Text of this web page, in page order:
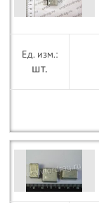
шт.